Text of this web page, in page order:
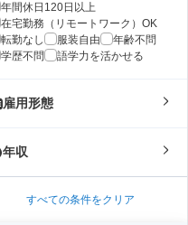
年間休日120日以上
在宅勤務（リモートワーク）OK
転勤なし
服装自由
年齢不問
学歴不問
語学力を活かせる
雇用形態
年収
すべての条件をクリア